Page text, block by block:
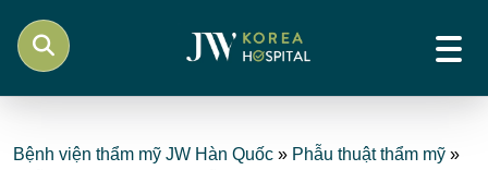
Bệnh viện thẩm mỹ JW Hàn Quốc » Phẫu thuật thẩm mỹ »